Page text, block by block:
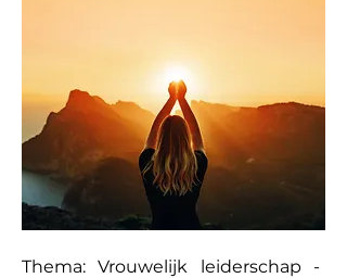
Thema: Vrouwelijk leiderschap -